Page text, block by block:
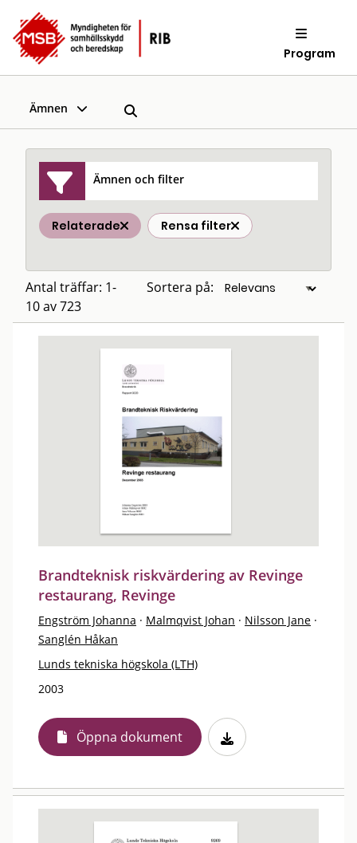
Program
Ämnen
Ämnen och filter
Relaterade Rensa filter
Antal träffar: 1-
10 av 723
Sortera på:
Brandteknisk riskvärdering av Revinge
restaurang, Revinge
Engström Johanna · Malmqvist Johan · Nilsson Jane ·
Sanglén Håkan
Lunds tekniska högskola (LTH)
2003
Öppna dokument